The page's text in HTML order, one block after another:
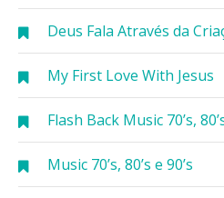
Deus Fala Através da
My First Love With Jesus
Flash Back Music 70’s,
Music 70’s, 80’s e 90’s